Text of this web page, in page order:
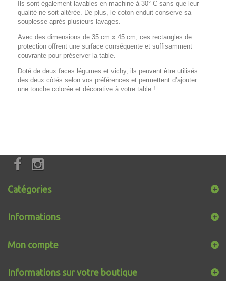
Ils sont également lavables en machine à 30° C sans que leur
qualité ne soit altérée. De plus, le coton enduit conserve sa
souplesse après plusieurs lavages.
Avec des dimensions de 35 cm x 45 cm, ces rectangles de
protection offrent une surface conséquente et suffisamment
couvrante pour préserver la table.
Doté de deux faces légumes et vichy, ils peuvent être utilisés
des deux côtés selon vos préférences et permettent d’ajouter
une touche colorée et décorative à votre table !
Catégories
Informations
Mon compte
Informations sur votre boutique